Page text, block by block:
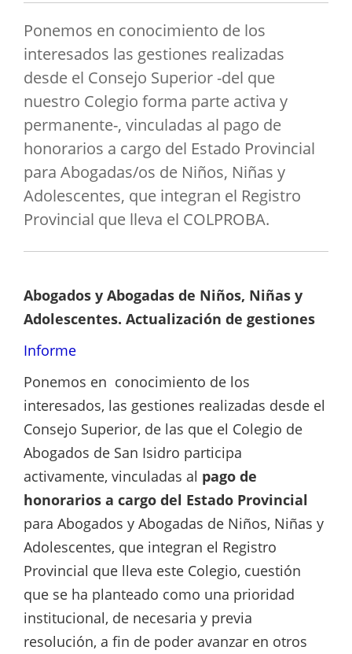
Ponemos en conocimiento de los
interesados las gestiones realizadas
desde el Consejo Superior -del que
nuestro Colegio forma parte activa y
permanente-, vinculadas al pago de
honorarios a cargo del Estado Provincial
para Abogadas/os de Niños, Niñas y
Adolescentes, que integran el Registro
Provincial que lleva el COLPROBA.
Abogados y Abogadas de Niños, Niñas y
Adolescentes. Actualización de gestiones
Informe
Ponemos en conocimiento de los
interesados, las gestiones realizadas desde el
Consejo Superior, de las que el Colegio de
Abogados de San Isidro participa
activamente, vinculadas al pago de
honorarios a cargo del Estado Provincial
para Abogados y Abogadas de Niños, Niñas y
Adolescentes, que integran el Registro
Provincial que lleva este Colegio, cuestión
que se ha planteado como una prioridad
institucional, de necesaria y previa
resolución, a fin de poder avanzar en otros